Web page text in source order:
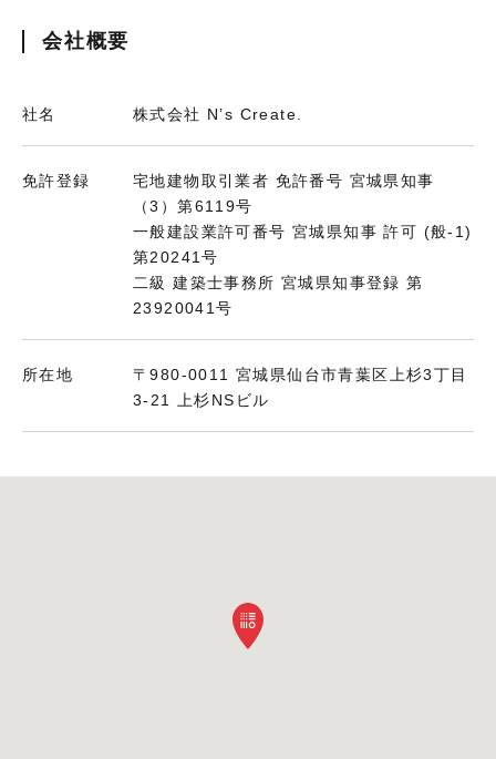
会社概要
社名 株式会社 N’s Create.
免許登録
宅地建物取引業者 免許番号 宮城県知事
（3）第6119号
一般建設業許可番号 宮城県知事 許可 (般-1)
第20241号
二級 建築士事務所 宮城県知事登録 第
23920041号
所在地
〒980-0011 宮城県仙台市青葉区上杉3丁目
3-21 上杉NSビル